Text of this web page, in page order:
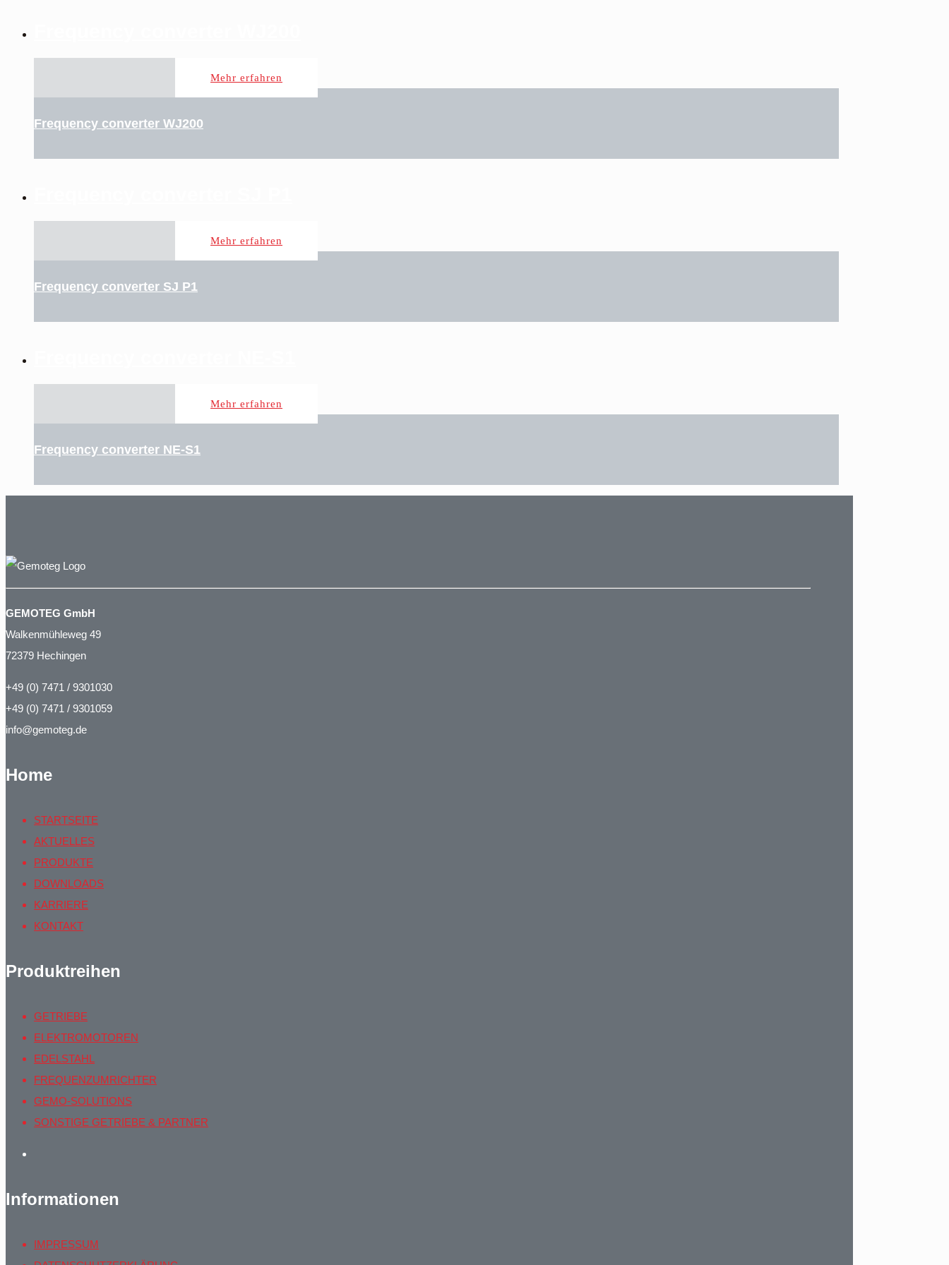
Mehr erfahren
Frequency converter WJ200
Mehr erfahren
Frequency converter SJ P1
Mehr erfahren
Frequency converter NE-S1
GEMOTEG GmbH
Walkenmühleweg 49
72379 Hechingen
+49 (0) 7471 / 9301030
+49 (0) 7471 / 9301059
info@gemoteg.de
Home
STARTSEITE
AKTUELLES
PRODUKTE
DOWNLOADS
KARRIERE
KONTAKT
Produktreihen
GETRIEBE
ELEKTROMOTOREN
EDELSTAHL
FREQUENZUMRICHTER
GEMO-SOLUTIONS
SONSTIGE GETRIEBE & PARTNER
Informationen
IMPRESSUM